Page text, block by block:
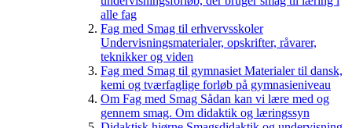
alle fag
Fag med Smag til erhvervsskoler
Undervisningsmaterialer, opskrifter, råvarer,
teknikker og viden
Fag med Smag til gymnasiet Materialer til dansk,
kemi og tværfaglige forløb på gymnasieniveau
Om Fag med Smag Sådan kan vi lære med og
gennem smag. Om didaktik og læringssyn